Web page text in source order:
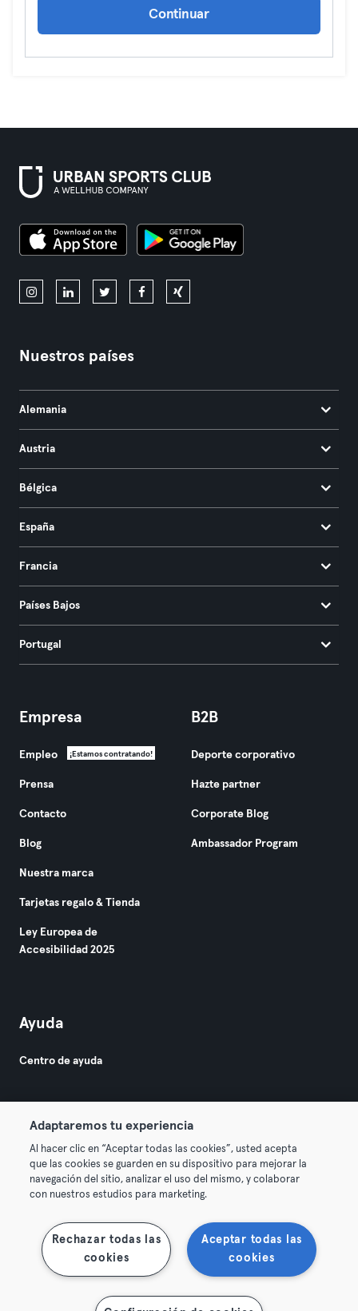
Continuar
Nuestros países
Alemania
Austria
Bélgica
España
Francia
Países Bajos
Portugal
Empresa
Empleo ¡Estamos contratando!
Prensa
Contacto
Blog
Nuestra marca
Tarjetas regalo & Tienda
Ley Europea de
Accesibilidad 2025
B2B
Deporte corporativo
Hazte partner
Corporate Blog
Ambassador Program
Ayuda
Centro de ayuda
© 2026 Urban Sports Group GmbH. All rights reserved.
Términos y condiciones Privacidad
Rescindir contratos aquí Desistir de contratos aquí
Adaptaremos tu experiencia
Al hacer clic en “Aceptar todas las cookies”, usted acepta
que las cookies se guarden en su dispositivo para mejorar la
navegación del sitio, analizar el uso del mismo, y colaborar
con nuestros estudios para marketing.
Aceptar todas las
cookies
Rechazar todas las
cookies